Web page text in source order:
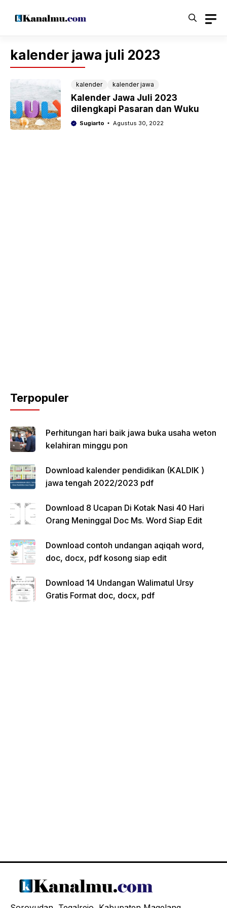
kalender jawa juli 2023
kalender kalender jawa
Kalender Jawa Juli 2023
dilengkapi Pasaran dan Wuku
Sugiarto Agustus 30, 2022
Terpopuler
Perhitungan hari baik jawa buka usaha weton
kelahiran minggu pon
Download kalender pendidikan (KALDIK )
jawa tengah 2022/2023 pdf
Download 8 Ucapan Di Kotak Nasi 40 Hari
Orang Meninggal Doc Ms. Word Siap Edit
Download contoh undangan aqiqah word,
doc, docx, pdf kosong siap edit
Download 14 Undangan Walimatul Ursy
Gratis Format doc, docx, pdf